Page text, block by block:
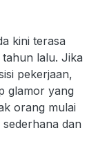
kini terasa
lalu. Jika
pekerjaan,
glamor yang
orang mulai
dan